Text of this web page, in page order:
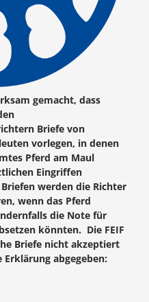
gemacht, dass
Briefe von
vorlegen, in denen
Pferd am Maul
Eingriffen
werden die Richter
wenn das Pferd
die Note für
könnten. Die FEIF
Briefe nicht akzeptiert
abgegeben: